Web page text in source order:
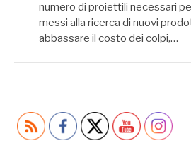
numero di proiettili necessari
messi alla ricerca di nuovi
abbassare il costo dei colpi,…